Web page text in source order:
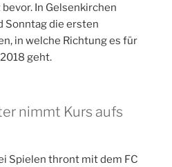
In Gelsenkirchen
Sonntag die ersten
in welche Richtung es für
geht.
nimmt Kurs aufs
Spielen thront mit dem FC